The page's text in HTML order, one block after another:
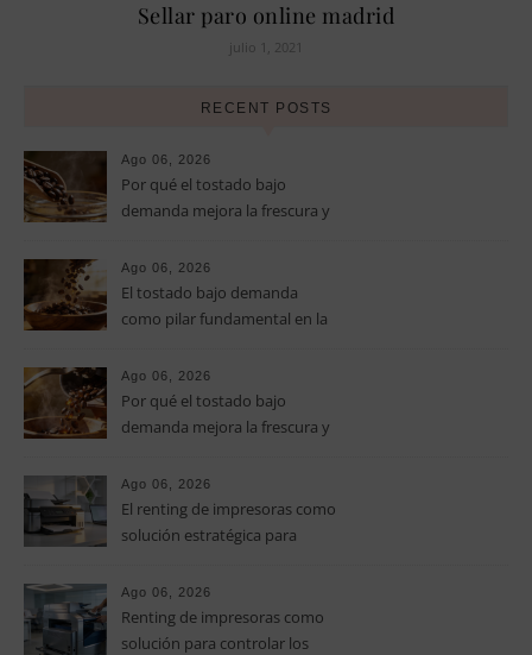
Sellar paro online madrid
julio 1, 2021
RECENT POSTS
Ago 06, 2026
Por qué el tostado bajo
demanda mejora la frescura y
especialidad
Ago 06, 2026
El tostado bajo demanda
como pilar fundamental en la
Ago 06, 2026
Por qué el tostado bajo
demanda mejora la frescura y
especialidad
Ago 06, 2026
El renting de impresoras como
solución estratégica para
pymes
Ago 06, 2026
Renting de impresoras como
solución para controlar los